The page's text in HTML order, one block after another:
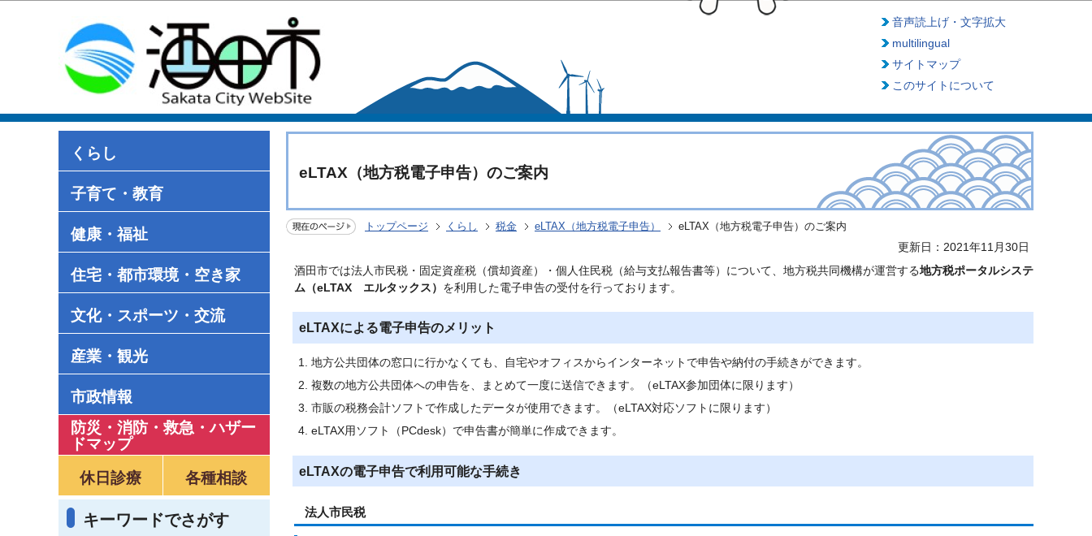
音声読上げ・文字拡大
multilingual
サイトマップ
このサイトについて
くらし
子育て・教育
健康・福祉
住宅・都市環境・空き家
文化・スポーツ・交流
産業・観光
市政情報
防災・消防・救急 ・ハザー
ドマップ
休日診療
各種相談
キーワードでさがす
eLTAX（地方税電子申告）のご案内
トップページ くらし 税金 eLTAX（地方税電子申告） eLTAX（地方税電子申告）のご案内
更新日：2021年11月30日
酒田市では法人市民税・固定資産税（償却資産）・個人住民税（給与支払報告書等）について、地方税共同機構が運営する地方税ポータルシステ
ム（eLTAX エルタックス） を利用した電子申告の受付を行っております。
eLTAXによる電子申告のメリット
地方公共団体の窓口に行かなくても、自宅やオフィスからインターネットで申告や納付の手続きができます。
複数の地方公共団体への申告を、まとめて一度に送信できます。（eLTAX参加団体に限ります）
市販の税務会計ソフトで作成したデータが使用できます。（eLTAX対応ソフトに限ります）
eLTAX用ソフト（PCdesk）で申告書が簡単に作成できます。
eLTAXの電子申告で利用可能な手続き
法人市民税